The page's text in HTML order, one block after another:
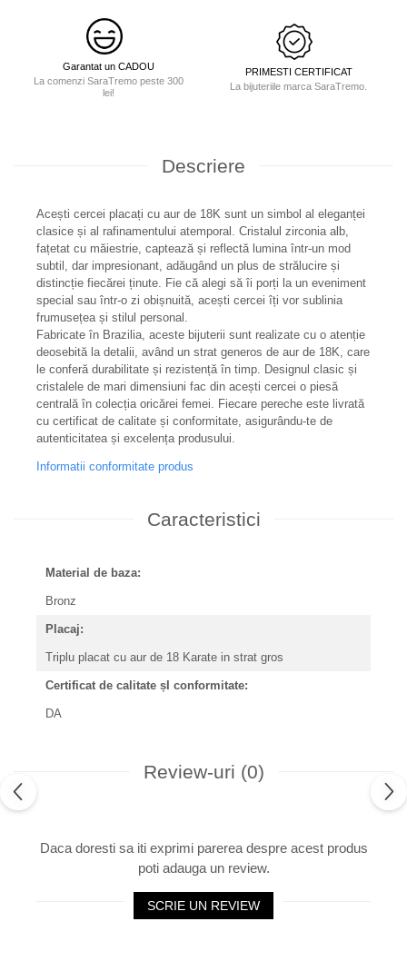
Garantat un CADOU
La comenzi SaraTremo peste 300
lei!
PRIMESTI CERTIFICAT
La bijuteriile marca SaraTremo.
Descriere
Acești cercei placați cu aur de 18K sunt un simbol al eleganței
clasice și al rafinamentului atemporal. Cristalul zirconia alb,
fațetat cu măiestrie, captează și reflectă lumina într-un mod
subtil, dar impresionant, adăugând un plus de strălucire și
distincție fiecărei ținute. Fie că alegi să îi porți la un eveniment
special sau într-o zi obișnuită, acești cercei îți vor sublinia
frumusețea și stilul personal.
Fabricate în Brazilia, aceste bijuterii sunt realizate cu o atenție
deosebită la detalii, având un strat generos de aur de 18K, care
le conferă durabilitate și rezistență în timp. Designul clasic și
cristalele de mari dimensiuni fac din acești cercei o piesă
centrală în colecția oricărei femei. Fiecare pereche este livrată
cu certificat de calitate și conformitate, asigurându-te de
autenticitatea și excelența produsului.
Informatii conformitate produs
Caracteristici
Material de baza:
Bronz
Placaj:
Triplu placat cu aur de 18 Karate in strat gros
Certificat de calitate șI conformitate:
DA
Review-uri (0)
Daca doresti sa iti exprimi parerea despre acest produs
poti adauga un review.
SCRIE UN REVIEW